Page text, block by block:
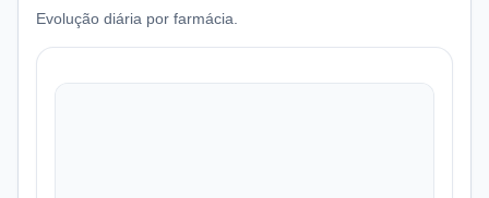
Evolução diária por farmácia.